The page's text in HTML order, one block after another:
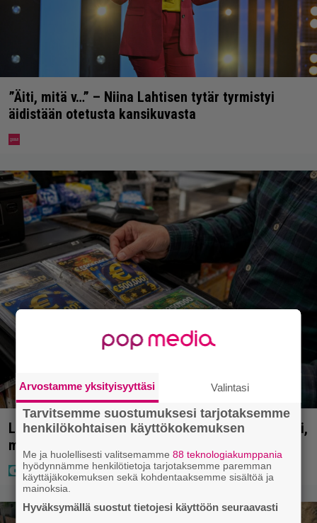
”Äiti, mitä v…” – Niina Lahtisen tytär tyrmistyi
äidistään otetusta kansikuvasta
Lapset ostivat isälle lahjaksi arvan – päävoitto tuli,
mutta miten sitten kävikään
Arvostamme yksityisyyttäsi Valintasi
Tarvitsemme suostumuksesi tarjotaksemme
henkilökohtaisen käyttökokemuksen
Me ja huolellisesti valitsemamme88 teknologiakumppania
hyödynnämme henkilötietoja tarjotaksemme paremman
käyttäjäkokemuksen sekä kohdentaaksemme sisältöä ja
mainoksia.
Hyväksymällä suostut tietojesi käyttöön seuraavasti